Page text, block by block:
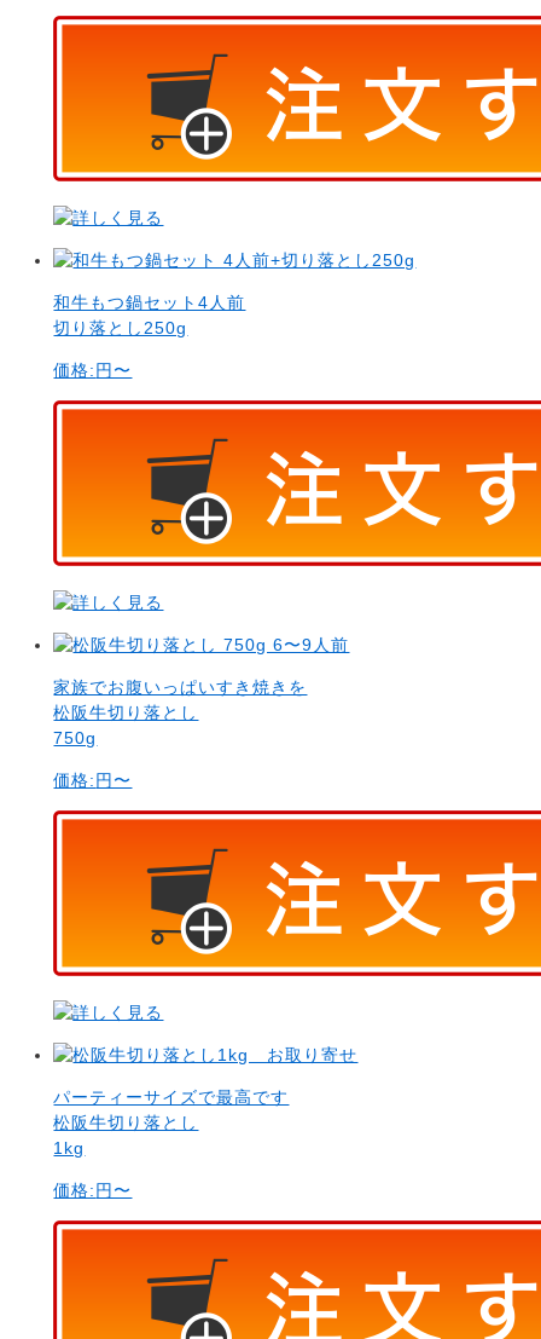
和牛もつ鍋セット4人前
切り落とし250g
価格:円〜
家族でお腹いっぱいすき焼きを
松阪牛切り落とし
750g
価格:円〜
パーティーサイズで最高です
松阪牛切り落とし
1kg
価格:円〜